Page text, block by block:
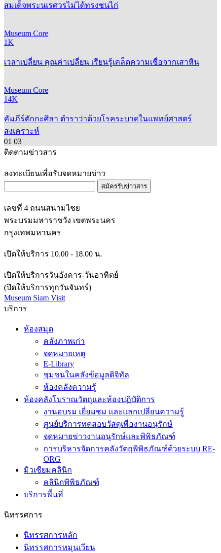
สมเด็จพระนเรศวรไม่ได้ทรงชนไก่
Museum Core
1K
เวลาเปลี่ยน คุณค่าเปลี่ยน เรียนรู้เคล็ดความเชื่อจากเสาหิน
Museum Core
14K
คัมภีร์ตักกะศิลา ตำราว่าด้วยโรคระบาดในแพทย์ศาสตร์
สงเคราะห์
01 03
ติดตามข่าวสาร
ลงทะเบียนเพื่อรับจดหมายข่าว
สมัครรับข่าวสาร
เลขที่ 4 ถนนสนามไชย
พระบรมมหาราชวัง เขตพระนคร
กรุงเทพมหานคร
เปิดให้บริการ 10.00 - 18.00 น.
เปิดให้บริการวันอังคาร-วันอาทิตย์
(ปิดให้บริการทุกวันจันทร์)
Museum Siam Visit
บริการ
ห้องสมุด
คลังภาพเก่า
จดหมายเหตุ
E-Library
ชุมชนในคลังข้อมูลดิจิทัล
ห้องคลังความรู้
ห้องคลังโบราณวัตถุและห้องปฏิบัติการ
งานอบรม เยี่ยมชม และแลกเปลี่ยนความรู้
ศูนย์บริการทดสอบวัสดุเพื่องานอนุรักษ์
จดหมายข่าวงานอนุรักษ์และพิพิธภัณฑ์
การบริหารจัดการคลังวัตถุพิพิธภัณฑ์ด้วยระบบ RE-
ORG
มิวเซียมคลินิก
คลินิกพิพิธภัณฑ์
บริการพื้นที่
นิทรรศการ
นิทรรศการหลัก
นิทรรศการหมุนเวียน